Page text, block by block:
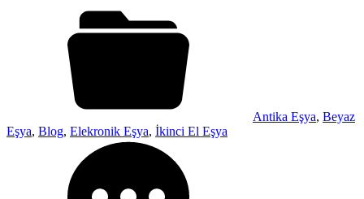
Antika Eşya, Beyaz
Eşya, Blog, Elekronik Eşya, İkinci El Eşya